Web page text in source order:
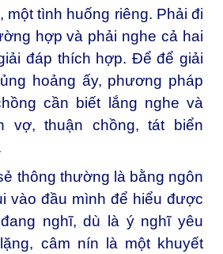
một tình huống riêng. Phải đi
hợp và phải nghe cả hai
đáp thích hợp. Để để giải
hoảng ấy, phương pháp
cần biết lắng nghe và
vợ, thuận chồng, tát biển
thông thường là bằng ngôn
vào đầu mình để hiểu được
nghĩ, dù là ý nghĩ yêu
câm nín là một khuyết